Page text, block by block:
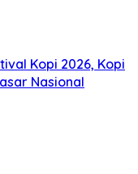
Kopi 2026, Kopi
Nasional